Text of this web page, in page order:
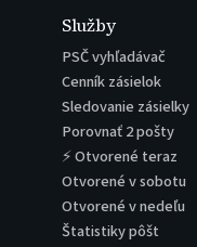
Služby
PSČ vyhľadávač
Cenník zásielok
Sledovanie zásielky
Porovnať 2 pošty
⚡ Otvorené teraz
Otvorené v sobotu
Otvorené v nedeľu
Štatistiky pôšt